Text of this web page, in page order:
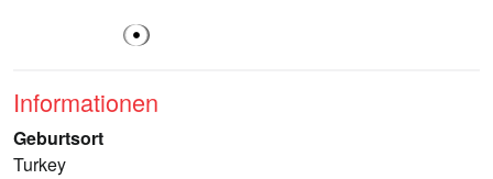
Informationen
Geburtsort
Turkey